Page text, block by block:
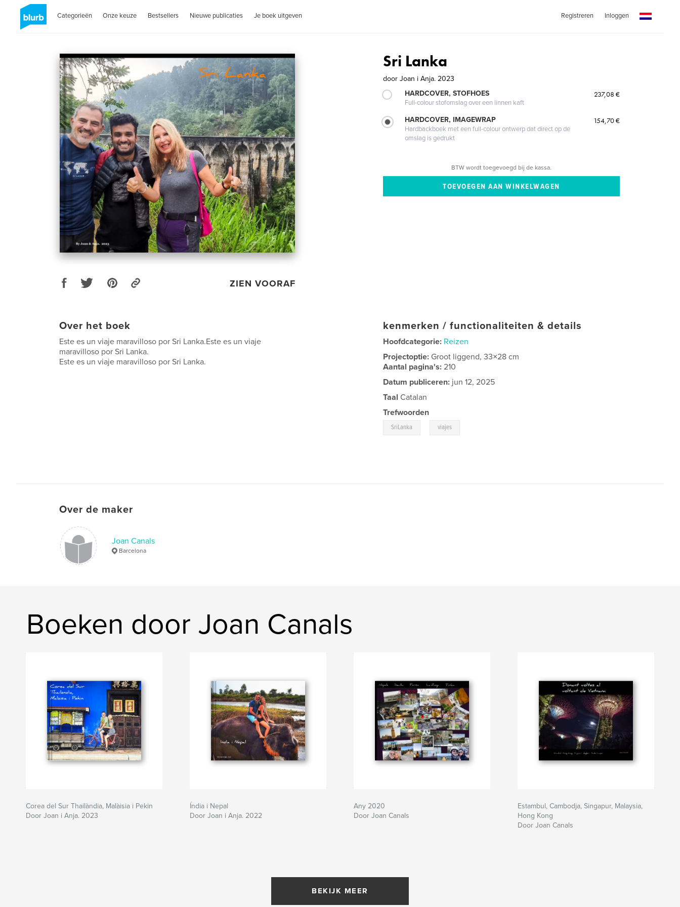
Categorieën Onze keuze Bestsellers Nieuwe publicaties Je boek uitgeven Registreren Inloggen
ZIEN VOORAF
Sri Lanka
door Joan i Anja. 2023
HARDCOVER, STOFHOES
Full-colour stofomslag over een linnen kaft
237,08 €
HARDCOVER, IMAGEWRAP
Hardbackboek met een full-colour ontwerp dat direct op de
omslag is gedrukt
154,70 €
BTW wordt toegevoegd bij de kassa.
Over het boek
Este es un viaje maravilloso por Sri Lanka.Este es un viaje
maravilloso por Sri Lanka.
Este es un viaje maravilloso por Sri Lanka.
kenmerken / functionaliteiten & details
Hoofdcategorie: Reizen
Projectoptie: Groot liggend, 33×28 cm
Aantal pagina's:210
Datum publiceren: jun 12, 2025
Taal Catalan
Trefwoorden
SriLanka viajes
Over de maker
Joan Canals
Barcelona
Boeken door Joan Canals
Corea del Sur Thailàndia, Malàisia i Pekin
Door Joan i Anja. 2023
Índia i Nepal
Door Joan i Anja. 2022
Any 2020
Door Joan Canals
Estambul, Cambodja, Singapur, Malaysia,
Hong Kong
Door Joan Canals
BEKIJK MEER